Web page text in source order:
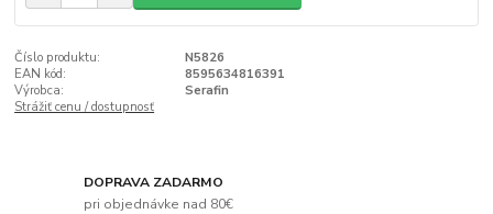
Číslo produktu:
N5826
EAN kód:
8595634816391
Výrobca:
Serafin
Strážiť cenu / dostupnosť
DOPRAVA ZADARMO
pri objednávke nad 80€